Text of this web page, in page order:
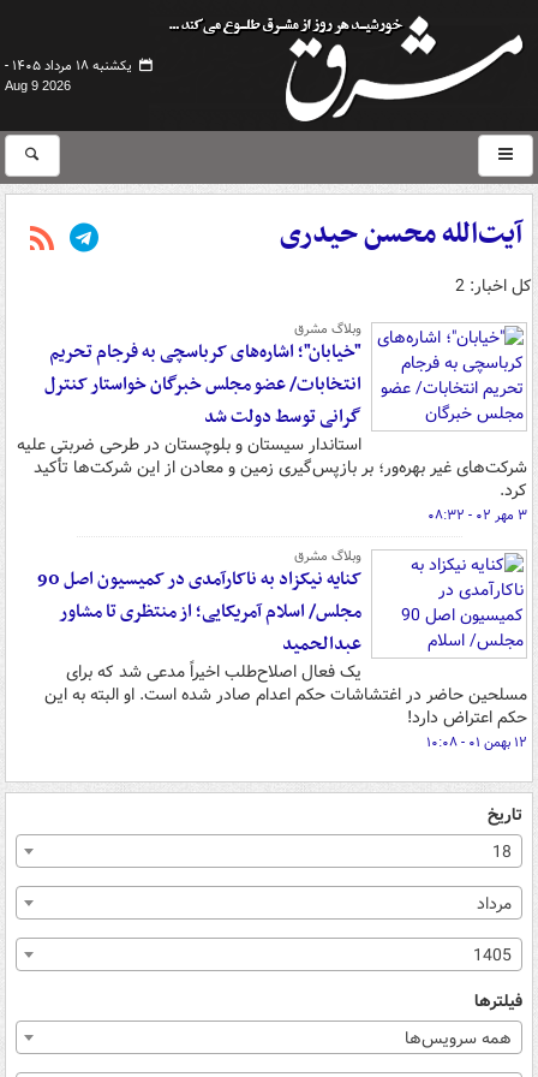
یکشنبه ۱۸ مرداد ۱۴۰۵ -
Aug 9 2026
آیت‌الله محسن حیدری
کل اخبار: 2
وبلاگ مشرق
"خیابان"؛ اشاره‌های کرباسچی به فرجام تحریم
انتخابات/ عضو مجلس خبرگان خواستار کنترل
گرانی توسط دولت شد
استاندار سیستان و بلوچستان در طرحی ضربتی علیه
شرکت‌های غیر بهره‌ور؛ بر بازپس‌گیری زمین و معادن از این شرکت‌ها تأکید
کرد.
۳ مهر ۰۲ - ۰۸:۳۲
وبلاگ مشرق
کنایه نیکزاد به ناکارآمدی در کمیسیون اصل 90
مجلس/ اسلام آمریکایی؛ از منتظری تا مشاور
عبدالحمید
یک فعال اصلاح‌طلب اخیراً مدعی شد که برای
مسلحین حاضر در اغتشاشات حکم اعدام صادر شده است. او البته به این
حکم اعتراض دارد!
۱۲ بهمن ۰۱ - ۱۰:۰۸
تاریخ
18
مرداد
1405
فیلترها
همه سرویس‌ها